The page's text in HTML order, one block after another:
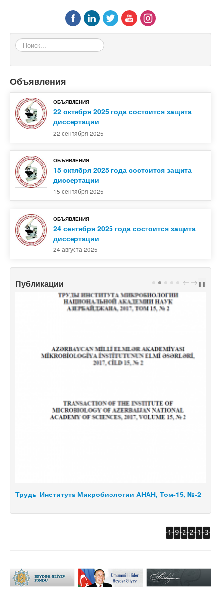
Поиск...
Объявления
ОБЪЯВЛЕНИЯ
22 октября 2025 года состоится защита
диссертации
22 сентября 2025
ОБЪЯВЛЕНИЯ
15 октября 2025 года состоится защита
диссертации
15 сентября 2025
ОБЪЯВЛЕНИЯ
24 сентября 2025 года состоится защита
диссертации
24 августа 2025
Публикации PREV
NEXT
❚❚
Труды Института Микробиологии АНАН, Том-15, №-2